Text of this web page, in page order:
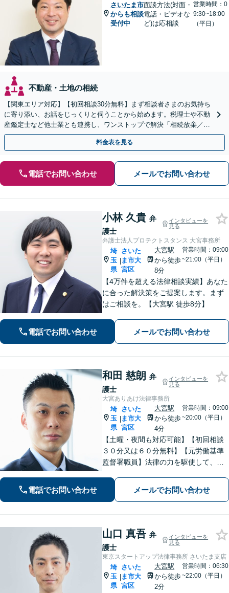
さいたま市
からも相談
受付中
面談方法(対面・
電話・ビデオな
ど)は応相談
営業時間：0
9:30~18:00
（平日）
不動産・土地の相続
【関東エリア対応】【初回相談30分無料】まず相談者さまのお気持ち
に寄り添い、お話をじっくりと伺うことから始めます。税理士や不動
産鑑定士など他士業とも連携し、ワンストップで解決「相続放棄／遺
言書作成／遺留分侵害額請求／使い込み・寄与分など」
料金表を見る
電話でお問い合わせ メールでお問い合わせ
小林 久貴 弁
護士
インタビューを
見る
弁護士法人プロテクトスタンス 大宮事務所
埼
玉
県
|
さいた
ま市大
宮区
大宮駅
から徒歩
8分
営業時間：09:00
~21:00（平日）
【4万件を超える法律相談実績】あなた
に合った解決策をご提案します。まず
はご相談を。【大宮駅 徒歩8分】
電話でお問い合わせ メールでお問い合わせ
和田 慈朗 弁
護士
インタビューを
見る
大宮ありあけ法律事務所
埼
玉
県
|
さいた
ま市大
宮区
大宮駅
から徒歩
4分
営業時間：09:00
~20:00（平日）
【土曜・夜間も対応可能】【初回相談
３０分又は６０分無料】【元労働基準
監督署職員】法律の力を駆使して、ト
たいと思っています。費用が不安な方
もご相談ください。【大宮駅徒歩４
電話でお問い合わせ メールでお問い合わせ
山口 真吾 弁
護士
インタビューを
見る
東京スタートアップ法律事務所 さいたま支店
埼
玉
県
|
さいた
ま市大
宮区
大宮駅
から徒歩
2分
営業時間：06:30
~22:00（平日）